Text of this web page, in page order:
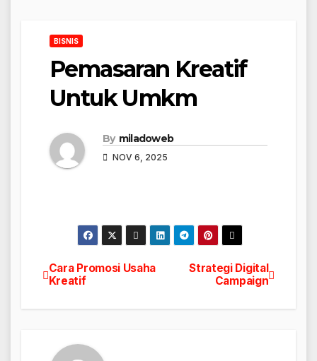
BISNIS
Pemasaran Kreatif
Untuk Umkm
By miladoweb
NOV 6, 2025
Navigasi
pos
Strategi Digital
Campaign
Cara Promosi Usaha
Kreatif